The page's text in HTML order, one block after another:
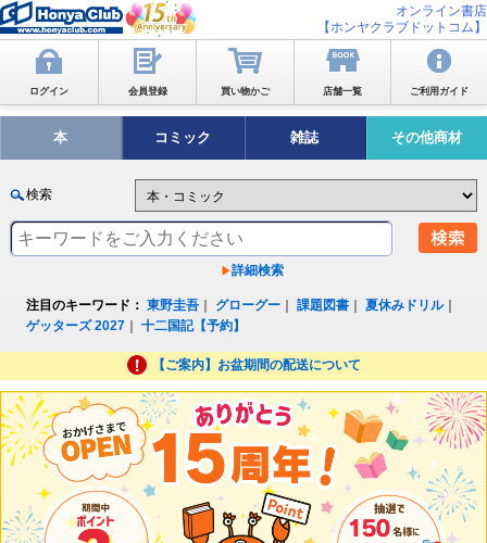
オンライン書店
【ホンヤクラブドットコム】
ログイン 会員登録 買い物かご 店舗一覧 ご利用ガイド
本 コミック 雑誌 その他商材
検索
詳細検索
注目のキーワード： 東野圭吾 グローグー ｜課題図書 ｜夏休みドリル｜
ゲッターズ 2027 ｜十二国記【予約】
【ご案内】お盆期間の配送について